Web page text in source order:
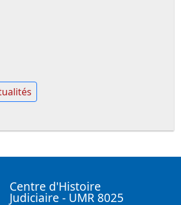
Centre d'Histoire
Judiciaire - UMR 8025